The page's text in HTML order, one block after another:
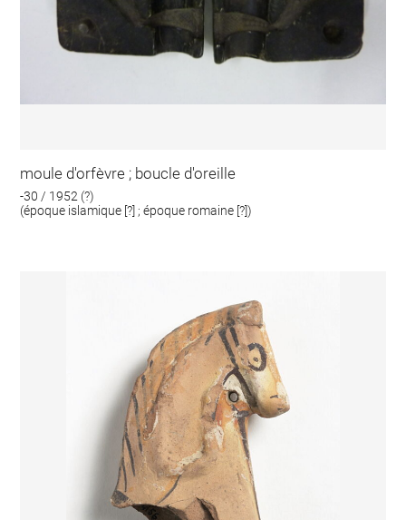
moule d'orfèvre ; boucle d'oreille
-30 / 1952 (?)
(époque islamique [?] ; époque romaine [?])